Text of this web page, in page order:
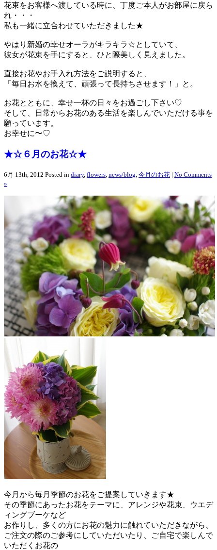
花束をお客様へ渡している時に、丁度ご本人がお部屋に戻ら
れ・・・
私も一緒に立合わせていただきました★
やはり新婚の幸せオーラがキラキラ☆としていて、
彼女が花束を手にすると、ひと際美しく見えました。
直接お花やお手入れ方法をご説明すると、
「毎日お水を換えて、頑張って長持ちさせます！」と。
お花とともに、幸せ一杯の日々をお過ごし下さい♡
そして、日常からお花のある生活を楽しんでいただける事を
願っています。
お幸せに〜♡
★☆６月のお花☆★
6月 13th, 2012 Posted in diary, flowers news/blog 今月のお花 | No Comments
»
今月から毎月季節のお花をご提案していきます★
その季節にあったお花をテーマに、アレンジや花束、ウエデ
ィングブーケなど
お作りし、多くの方にお花の魅力に触れていただきながら、
ご注文の際のご参考にしていただいたり、ご自宅で楽しんで
いただくお花の